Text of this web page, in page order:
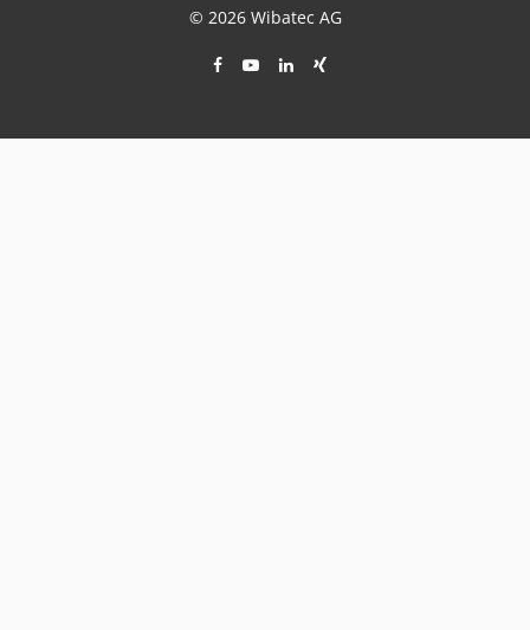
© 2026 Wibatec AG